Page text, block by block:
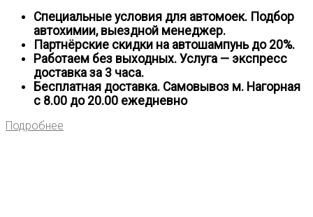
Специальные условия для автомоек. Подбор
автохимии, выездной менеджер.
Партнёрские скидки на автошампунь до 20%.
Работаем без выходных. Услуга — экспресс
доставка за 3 часа.
Бесплатная доставка. Самовывоз м. Нагорная
с 8.00 до 20.00 ежедневно
Подробнее